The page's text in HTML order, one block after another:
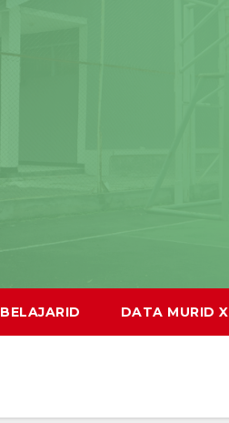
BELAJARID DATA MURID X